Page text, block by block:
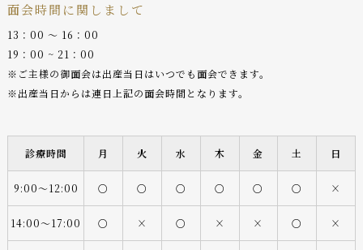
面会時間に関しまして
13：00 〜 16：00
19：00 ~ 21：00
※ご主様の御面会は出産当日はいつでも面会できます。
※出産当日からは連日上記の面会時間となります。
診療時間 月 火 水 木 金 土 日
9:00〜12:00 ○ ○ ○ ○ ○ ○ ×
14:00〜17:00 ○ × ○ × × ○ ×